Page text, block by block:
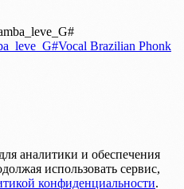
Vocal Brazilian Phonk
аналитики и обеспечения
использовать сервис,
конфиденциальности.